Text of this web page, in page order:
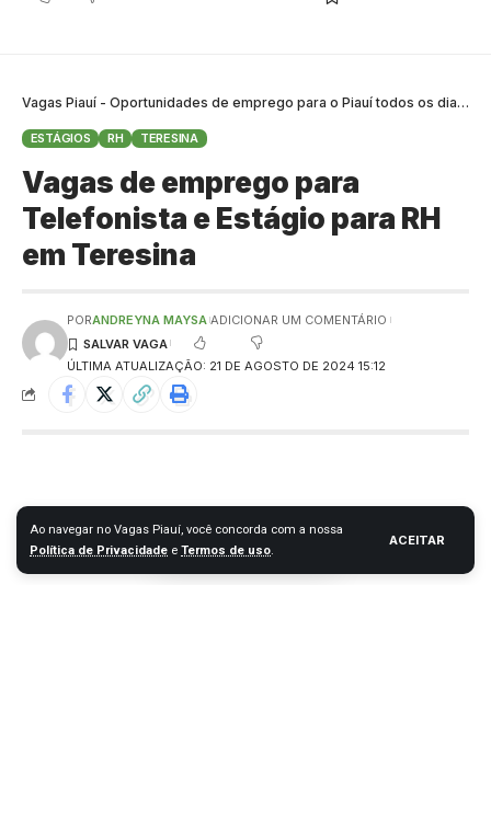
Ao navegar no Vagas Piauí, você concorda com a nossa
Política de Privacidade e Termos de uso.
ACEITAR
Vagas Piauí - Oportunidades de emprego para o Piauí todos os dias>
ESTÁGIOS RH TERESINA
Vagas de emprego para
Telefonista e Estágio para RH
em Teresina
ÚLTIMA ATUALIZAÇÃO: 21 DE AGOSTO DE 2024 15:12
PORANDREYNA MAYSA ADICIONAR UM COMENTÁRIO